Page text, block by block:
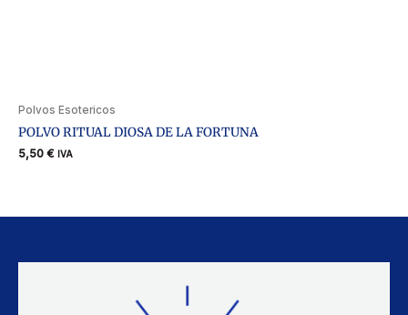
Polvos Esotericos
POLVO RITUAL DIOSA DE LA FORTUNA
5,50 € IVA